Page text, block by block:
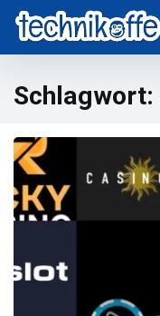
Schlagwort: